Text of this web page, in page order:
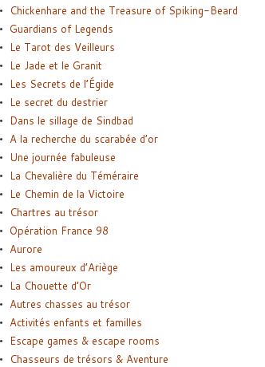
Chickenhare and the Treasure of Spiking-Beard
Guardians of Legends
Le Tarot des Veilleurs
Le Jade et le Granit
Les Secrets de l’Égide
Le secret du destrier
Dans le sillage de Sindbad
A la recherche du scarabée d’or
Une journée fabuleuse
La Chevalière du Téméraire
Le Chemin de la Victoire
Chartres au trésor
Opération France 98
Aurore
Les amoureux d’Ariège
La Chouette d’Or
Autres chasses au trésor
Activités enfants et familles
Escape games & escape rooms
Chasseurs de trésors & Aventure